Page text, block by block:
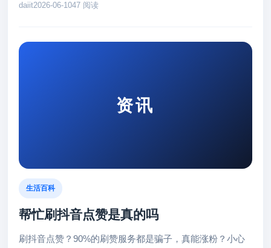
daiit2026-06-1047 阅读
资讯
生活百科
帮忙刷抖音点赞是真的吗
刷抖音点赞？90%的刷赞服务都是骗子，真能涨粉？小心